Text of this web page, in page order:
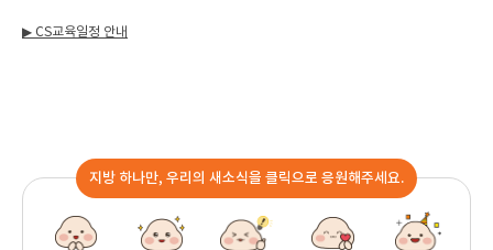
▶ CS교육일정 안내
지방 하나만, 우리의 새소식을 클릭으로 응원해주세요.